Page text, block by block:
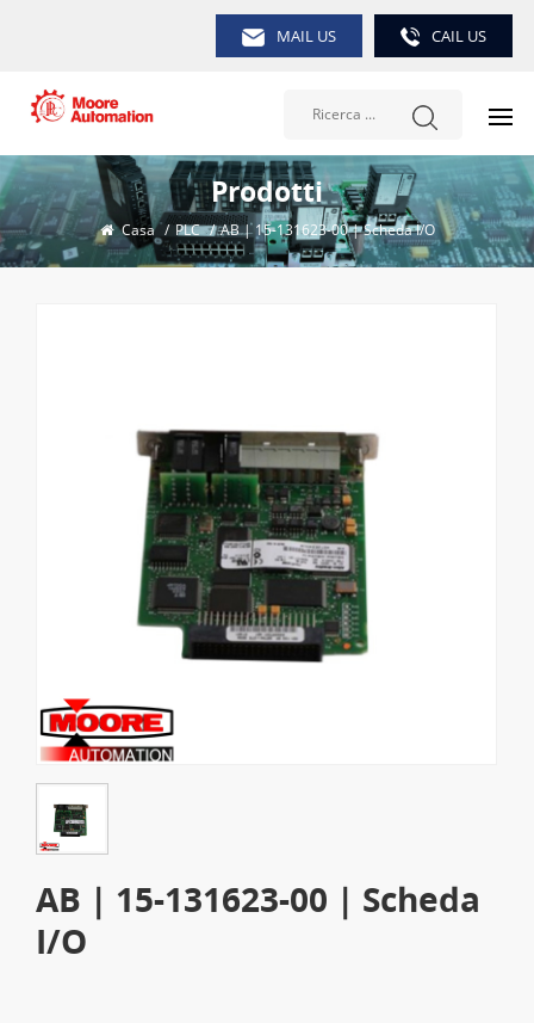
MAIL US CAIL US
Prodotti
Casa / PLC / AB | 15-131623-00 | Scheda I/O
AB | 15-131623-00 | Scheda
I/O